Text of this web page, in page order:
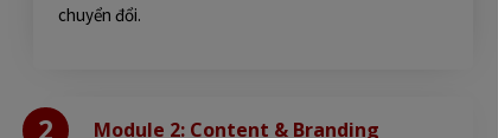
chuyển đổi.
Module 2: Content & Branding
2